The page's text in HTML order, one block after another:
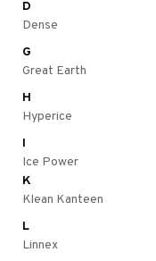
D
Dense
G
Great Earth
H
Hyperice
I
Ice Power
K
Klean Kanteen
L
Linnex
parantajat
& vastauksia